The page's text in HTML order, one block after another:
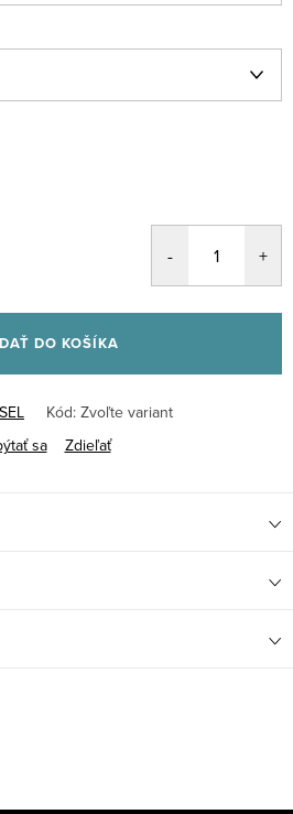
DO KOŠÍKA
Kód: Zvoľte variant
sa
Zdieľať